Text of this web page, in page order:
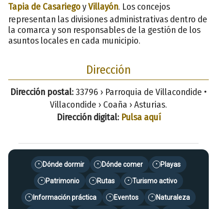
Tapia de CasariegoyVillayón. Los concejos
representan las divisiones administrativas dentro de
la comarca y son responsables de la gestión de los
asuntos locales en cada municipio.
Dirección
Dirección postal:33796 › Parroquia de Villacondide •
Villacondide › Coaña › Asturias.
Dirección digital: Pulsa aquí
• Dónde dormir • Dónde comer • Playas
• Patrimonio • Rutas • Turismo activo
• Información práctica • Eventos • Naturaleza